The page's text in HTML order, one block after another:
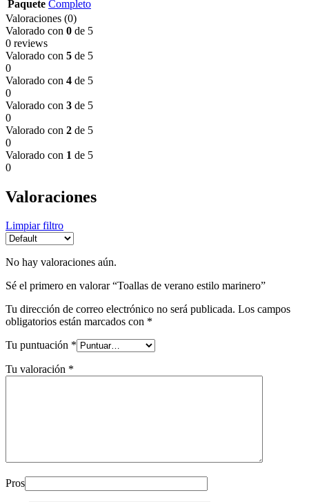
Paquete Completo
Valoraciones (0)
Valorado con 0 de 5
0 reviews
Valorado con 5 de 5
0
Valorado con 4 de 5
0
Valorado con 3 de 5
0
Valorado con 2 de 5
0
Valorado con 1 de 5
0
Valoraciones
Limpiar filtro
No hay valoraciones aún.
Sé el primero en valorar “Toallas de verano estilo marinero”
Tu dirección de correo electrónico no será publicada. Los campos
obligatorios están marcados con *
Tu puntuación *
Tu valoración *
Pros